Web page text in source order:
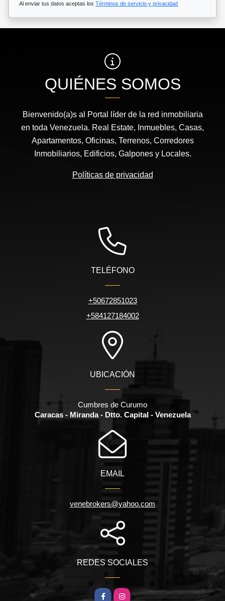
Al enviar tus datos aceptas los Términos de servicio y privacidad
QUIÉNES SOMOS
Bienvenido(a)s al Portal líder de la red inmobiliaria
en toda Venezuela. Real Estate, Inmuebles, Casas,
Apartamentos, Oficinas, Terrenos, Corredores
Inmobiliarios, Edificios, Galpones y Locales.
Políticas de privacidad
TELÉFONO
+50672851023
+584127184002
UBICACIÓN
Cumbres de Curumo
Caracas - Miranda - Dtto. Capital - Venezuela
EMAIL
venebrokers@yahoo.com
REDES SOCIALES
FacebookInstagram